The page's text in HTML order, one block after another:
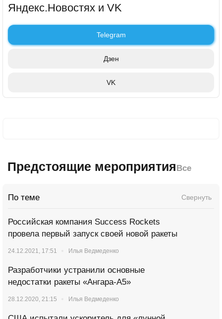
Яндекс.Новостях и VK
Telegram
Дзен
VK
Предстоящие мероприятияВсе
По теме Свернуть
Российская компания Success Rockets
провела первый запуск своей новой ракеты
24.12.2021, 17:51 Илья Ведмеденко
Разработчики устранили основные
недостатки ракеты «Ангара-А5»
28.12.2020, 21:15 Илья Ведмеденко